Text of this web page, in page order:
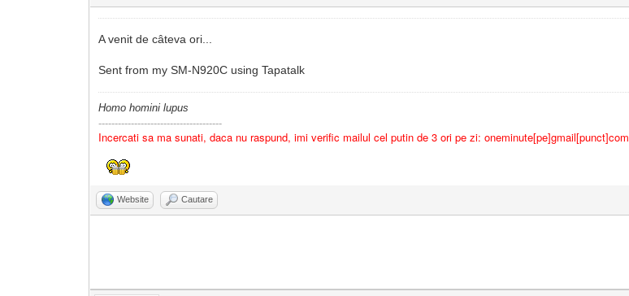
A venit de câteva ori...
Sent from my SM-N920C using Tapatalk
Homo homini lupus
--------------------------------------
Incercati sa ma sunati, daca nu raspund, imi verific mailul cel putin de 3 ori pe zi: oneminute[pe]gmail[punct]com
Website Cautare